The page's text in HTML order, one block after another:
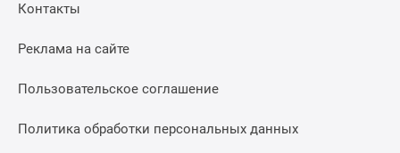
Контакты
Реклама на сайте
Пользовательское соглашение
Политика обработки персональных данных